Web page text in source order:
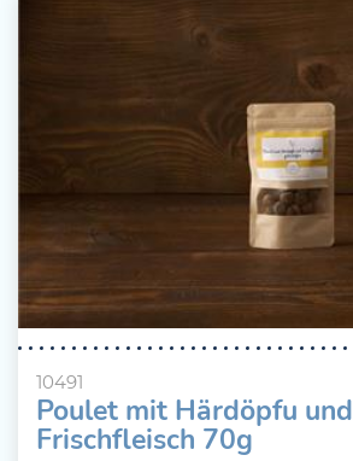
10491
Poulet mit Härdöpfu und
Frischfleisch 70g